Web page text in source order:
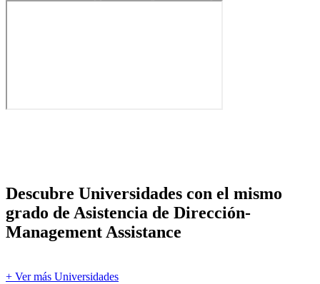
Descubre Universidades con el mismo
grado de Asistencia de Dirección-
Management Assistance
+ Ver más Universidades